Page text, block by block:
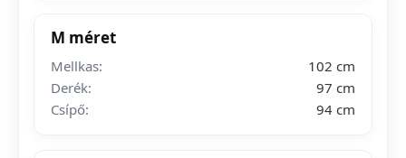
M méret
Mellkas:
102 cm
Derék:
97 cm
Csípő:
94 cm